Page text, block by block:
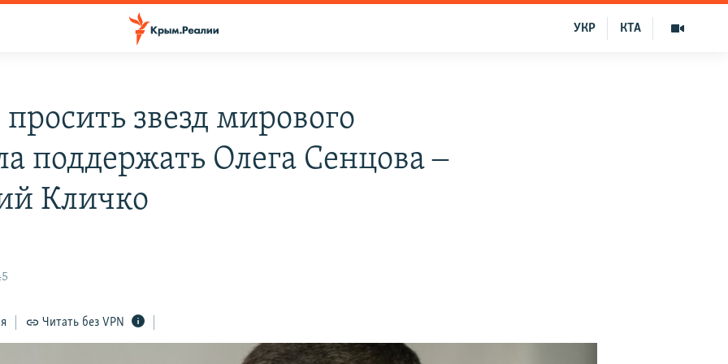
КТА
УКР
звезд мирового
поддержать Олега Сенцова ‒
Кличко
Читать без VPN